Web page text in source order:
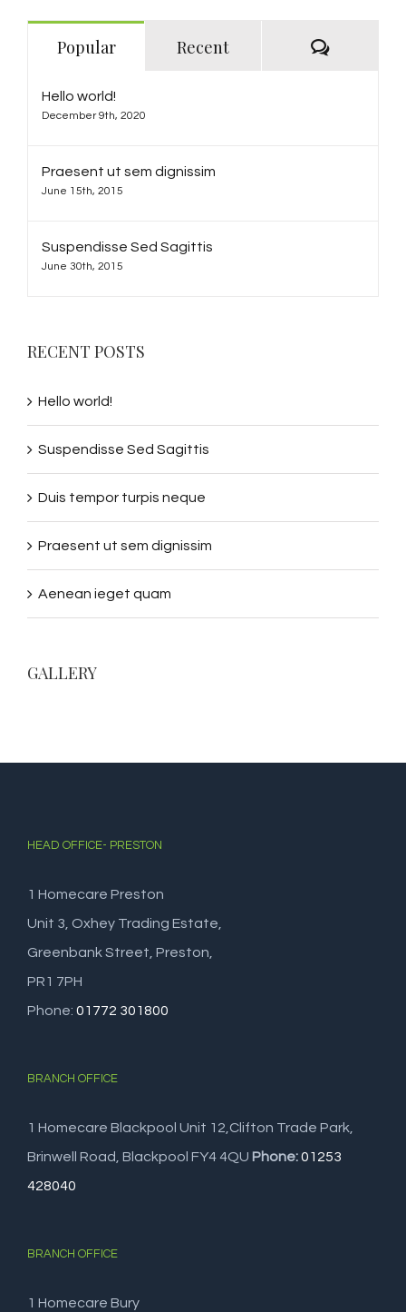
Popular Recent
Hello world!
December 9th, 2020
Praesent ut sem dignissim
June 15th, 2015
Suspendisse Sed Sagittis
June 30th, 2015
RECENT POSTS
Hello world!
Suspendisse Sed Sagittis
Duis tempor turpis neque
Praesent ut sem dignissim
Aenean ieget quam
GALLERY
HEAD OFFICE- PRESTON
1 Homecare Preston
Unit 3, Oxhey Trading Estate,
Greenbank Street, Preston,
PR1 7PH
Phone: 01772 301800
BRANCH OFFICE
1 Homecare Blackpool Unit 12,Clifton Trade Park,
Brinwell Road, Blackpool FY4 4QU Phone:01253
428040
BRANCH OFFICE
1 Homecare Bury